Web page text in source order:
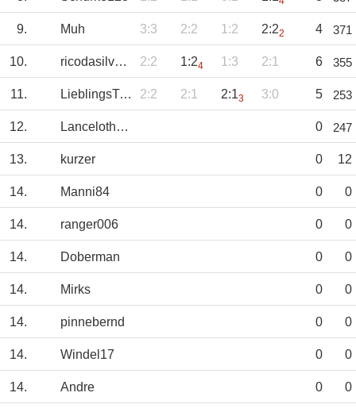
9. Muh 3:3 2:2 1:2 2:22 4 371
10. ricodasilva_bvb 2:2 1:24 1:3 2:1 6 355
11. LieblingsTipp 2:2 2:1 2:13 3:0 5 253
12. Lanceloth1973 0 247
13. kurzer 0 12
14. Manni84 0 0
14. ranger006 0 0
14. Doberman 0 0
14. Mirks 0 0
14. pinnebernd 0 0
14. Windel17 0 0
14. Andre 0 0